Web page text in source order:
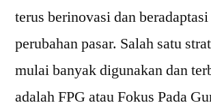
terus berinovasi dan
perubahan pasar. Salah satu
mulai banyak digunakan dan
adalah FPG atau Fokus Pada